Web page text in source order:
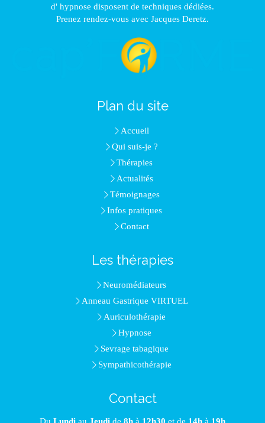
d' hypnose disposent de techniques dédiées.
Prenez rendez-vous avec Jacques Deretz.
Plan du site
Accueil
Qui suis-je ?
Thérapies
Actualités
Témoignages
Infos pratiques
Contact
Les thérapies
Neuromédiateurs
Anneau Gastrique VIRTUEL
Auriculothérapie
Hypnose
Sevrage tabagique
Sympathicothérapie
Contact